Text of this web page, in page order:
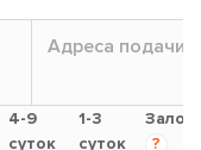
Адреса подачи
4-9
суток
1-3
суток
Залог
?